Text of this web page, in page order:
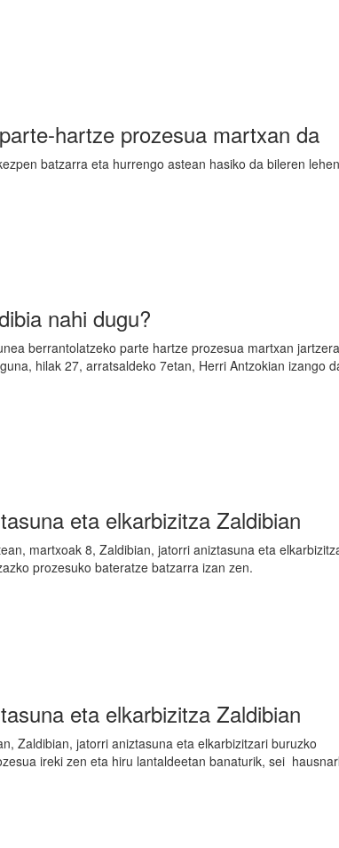
hartze prozesua martxan da
batzarra eta hurrengo astean hasiko da bileren
nahi dugu?
berrantolatzeko parte hartze prozesua martxan
hilak 27, arratsaldeko 7etan, Herri Antzokian izango
eta elkarbizitza Zaldibian
martxoak 8, Zaldibian, jatorri aniztasuna eta
prozesuko bateratze batzarra izan zen.
eta elkarbizitza Zaldibian
Zaldibian, jatorri aniztasuna eta elkarbizitzari buruzko
ireki zen eta hiru lantaldeetan banaturik, sei